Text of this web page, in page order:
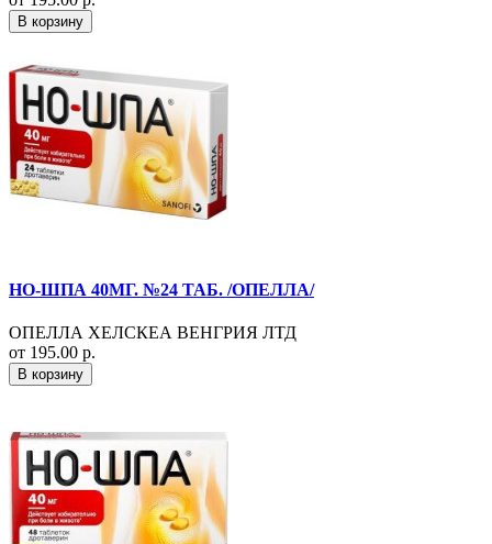
В корзину
НО-ШПА 40МГ. №24 ТАБ. /ОПЕЛЛА/
ОПЕЛЛА ХЕЛСКЕА ВЕНГРИЯ ЛТД
от 195.00 р.
В корзину